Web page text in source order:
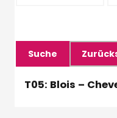
T05: Blois –